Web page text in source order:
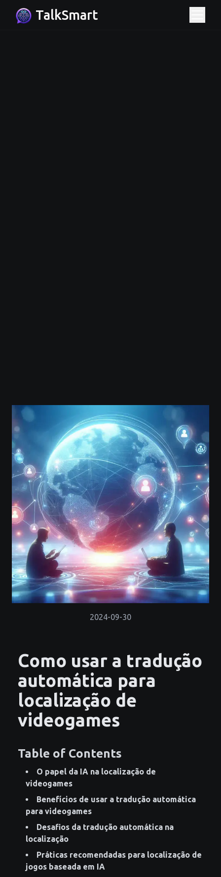
TalkSmart
2024-09-30
Como usar a tradução
automática para
localização de
videogames
Table of Contents
O papel da IA na localização de
videogames
Benefícios de usar a tradução automática
para videogames
Desafios da tradução automática na
localização
Práticas recomendadas para localização de
jogos baseada em IA